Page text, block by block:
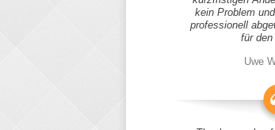
kein Problem
professionell
für
Uwe